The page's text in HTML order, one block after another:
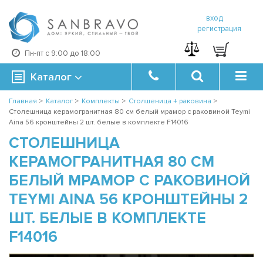
Пн-пт с 9:00 до 18:00
вход
регистрация
Каталог
Главная > Каталог > Комплекты > Столшеница + раковина >
Столешница керамогранитная 80 см белый мрамор с раковиной Teymi
Aina 56 кронштейны 2 шт. белые в комплекте F14016
СТОЛЕШНИЦА
КЕРАМОГРАНИТНАЯ 80 СМ
БЕЛЫЙ МРАМОР С РАКОВИНОЙ
TEYMI AINA 56 КРОНШТЕЙНЫ 2
ШТ. БЕЛЫЕ В КОМПЛЕКТЕ
F14016